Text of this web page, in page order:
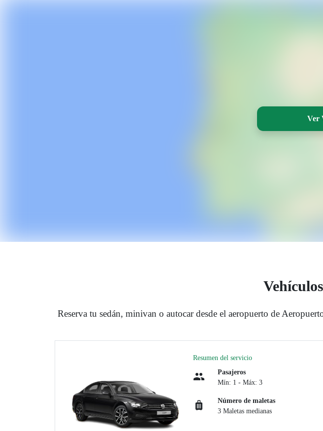
Ver
Reserva tu sedán, minivan o autocar desde el aeropuerto de
Resumen del servicio
Pasajeros
Mín: 1 - Máx: 3
Número de maletas
3 Maletas medianas